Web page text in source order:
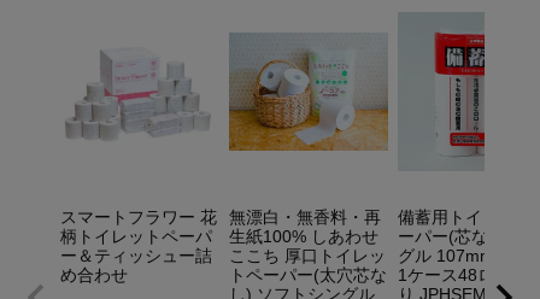
スマートフラワー 花
柄トイレットペーパ
ー＆ティッシュー詰
め合わせ
無漂白・無香料・再
生紙100% しあわせ
ここち 厚口トイレッ
トペーパー(太穴芯な
し) ソフトシングル
備蓄用トイレット
ーパー(芯なし) シ
グル 107mmｘ
1ケース48ロール
り JPHSEM-